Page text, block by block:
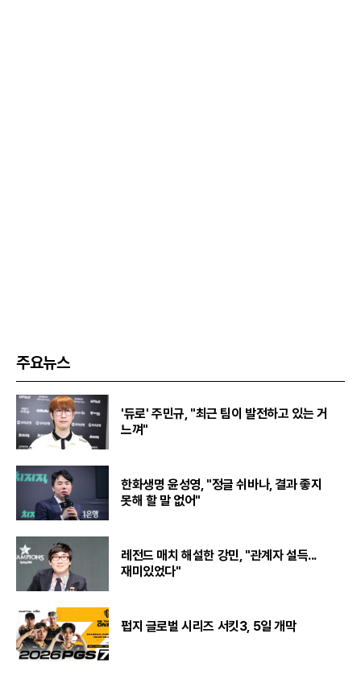
주요뉴스
'듀로' 주민규, "최근 팀이 발전하고 있는 거
느껴"
한화생명 윤성영, "정글 쉬바나, 결과 좋지
못해 할 말 없어"
레전드 매치 해설한 강민, "관계자 설득...
재미있었다"
펍지 글로벌 시리즈 서킷3, 5일 개막